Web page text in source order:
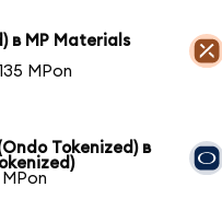
в MP Materials
MPon
Tokenized) в